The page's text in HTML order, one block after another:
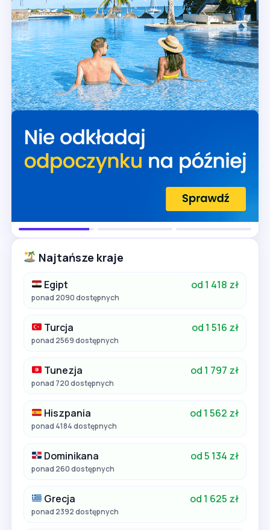
Najtańsze kraje
Egipt od 1 418 zł
ponad 2090 dostępnych
Turcja od 1 516 zł
ponad 2569 dostępnych
Tunezja od 1 797 zł
ponad 720 dostępnych
Hiszpania od 1 562 zł
ponad 4184 dostępnych
Dominikana od 5 134 zł
ponad 260 dostępnych
Grecja od 1 625 zł
ponad 2392 dostępnych